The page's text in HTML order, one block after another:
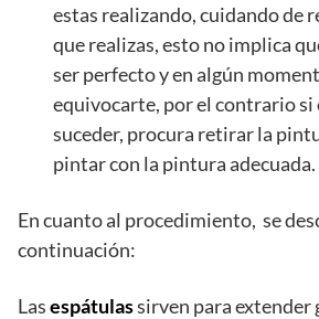
estas realizando, cuidando de
que realizas, esto no implica
ser perfecto y en algún
equivocarte, por el contrario si
suceder, procura retirar la
pintar con la pintura adecuada.
En cuanto al procedimiento, se
continuación:
Lasespátulassirven para extender